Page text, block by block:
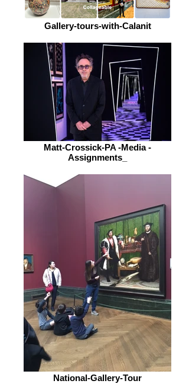
Gallery-tours-with-Calanit
Matt-Crossick-PA -Media -
Assignments_
National-Gallery-Tour